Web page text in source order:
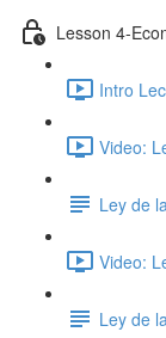
Lesson 4-
Intro
Video:
Ley de
Video:
Ley de